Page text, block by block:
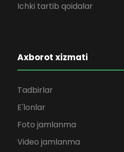
Ichki tartib qoidalar
Axborot xizmati
Tadbirlar
E'lonlar
Foto jamlanma
Video jamlanma